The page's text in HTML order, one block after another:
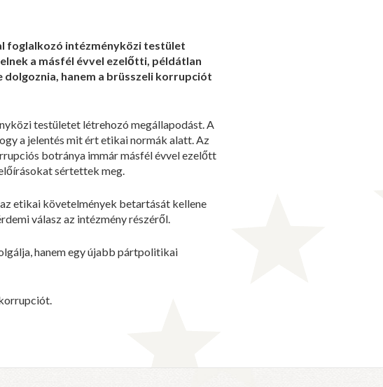
foglalkozó intézményközi testület
a másfél évvel ezelőtti, példátlan
hanem a brüsszeli korrupciót
testületet létrehozó megállapodást. A
a jelentés mit ért etikai normák alatt. Az
botránya immár másfél évvel ezelőtt
sértettek meg.
etikai követelmények betartását kellene
válasz az intézmény részéről.
hanem egy újabb pártpolitikai